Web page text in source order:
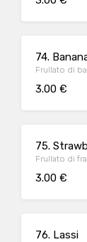
74.
Frullato di
3.00 €
75.
Frullato di
3.00 €
76. Lassi